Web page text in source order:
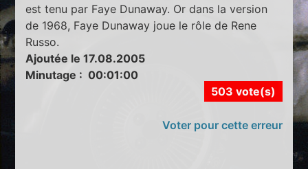
est tenu par Faye Dunaway. Or dans la version
de 1968, Faye Dunaway joue le rôle de Rene
Russo.
Ajoutée le 17.08.2005
Minutage : 00:01:00
503 vote(s)
Voter pour cette erreur